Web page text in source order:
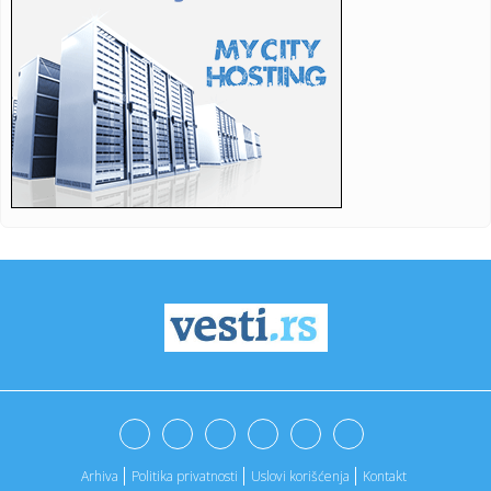
18:01:
postane deo v...
18:01:I Kokanović u nemilosti blokadera; Planiran za ministra
poljopri...
17:59:Zvijer uhvaćena na Bilećkom jezeru! Dugačak 2 metra, težak
17:59:Evakuisano 20.000 ljudi zbog šumskog požara
Turistima zasmetala kravlja zvona, gradonačelnik
odgovorio da se...
17:43:Prva poseta Zelenskog Beogradu: Najava jačanja saradnje
Arhiva Politika privatnosti Uslovi korišćenja Kontakt